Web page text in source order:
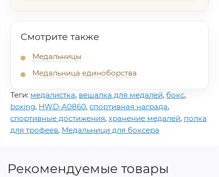
Смотрите также
Медальницы
Медальница единоборства
Теги: медалистка, вешалка для медалей, бокс,
boxing, HWD-A0860, спортивная награда,
спортивные достижения, хранение медалей, полка
для трофеев, Медальници для боксера
Рекомендуемые товары